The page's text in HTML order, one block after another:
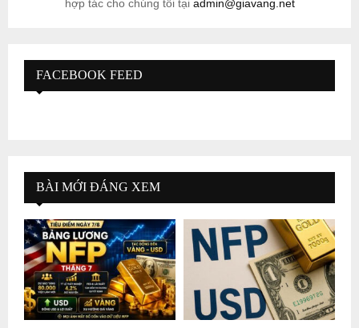
hợp tác cho chúng tôi tại admin@giavang.net
FACEBOOK FEED
BÀI MỚI ĐÁNG XEM